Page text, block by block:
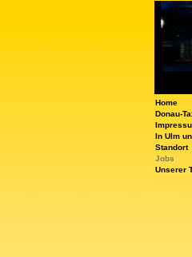
Home
Donau-
In Ulm
Standort
Jobs
Unserer